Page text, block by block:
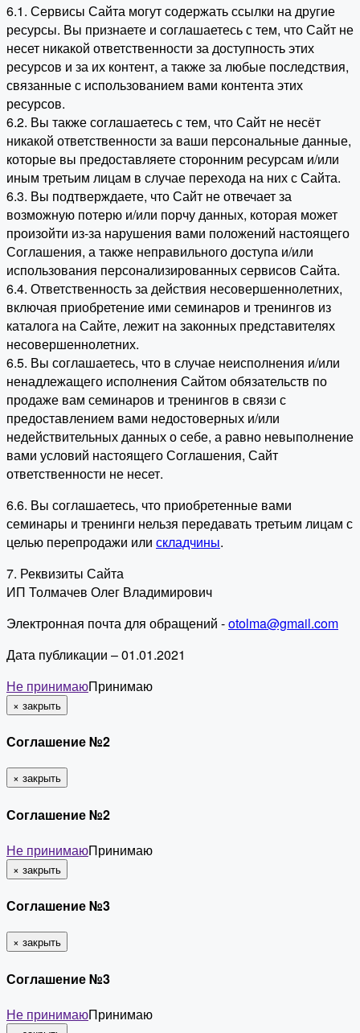
6.1. Сервисы Сайта могут содержать ссылки на другие
ресурсы. Вы признаете и соглашаетесь с тем, что Сайт не
несет никакой ответственности за доступность этих
ресурсов и за их контент, а также за любые последствия,
связанные с использованием вами контента этих
ресурсов.
6.2. Вы также соглашаетесь с тем, что Сайт не несёт
никакой ответственности за ваши персональные данные,
которые вы предоставляете сторонним ресурсам и/или
иным третьим лицам в случае перехода на них с Сайта.
6.3. Вы подтверждаете, что Сайт не отвечает за
возможную потерю и/или порчу данных, которая может
произойти из-за нарушения вами положений настоящего
Соглашения, а также неправильного доступа и/или
использования персонализированных сервисов Сайта.
6.4. Ответственность за действия несовершеннолетних,
включая приобретение ими семинаров и тренингов из
каталога на Сайте, лежит на законных представителях
несовершеннолетних.
6.5. Вы соглашаетесь, что в случае неисполнения и/или
ненадлежащего исполнения Сайтом обязательств по
продаже вам семинаров и тренингов в связи с
предоставлением вами недостоверных и/или
недействительных данных о себе, а равно невыполнение
вами условий настоящего Соглашения, Сайт
ответственности не несет.
6.6. Вы соглашаетесь, что приобретенные вами
семинары и тренинги нельзя передавать третьим лицам с
целью перепродажи или складчины.
7. Реквизиты Сайта
ИП Толмачев Олег Владимирович
Электронная почта для обращений -otolma@gmail.com
Дата публикации – 01.01.2021
Не принимаюПринимаю
× закрыть
Соглашение №2
× закрыть
Соглашение №2
Не принимаюПринимаю
× закрыть
Соглашение №3
× закрыть
Соглашение №3
Не принимаюПринимаю